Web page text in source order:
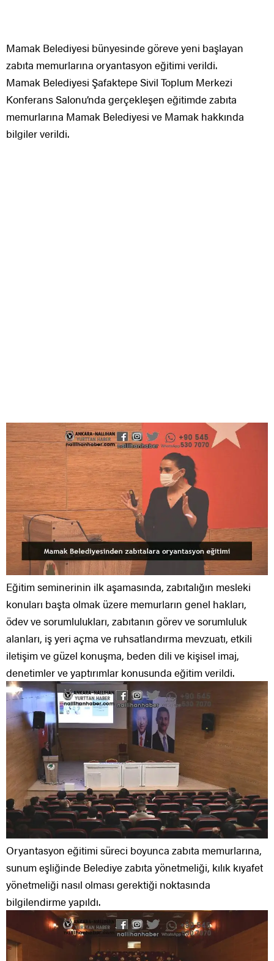
Mamak Belediyesi bünyesinde göreve yeni başlayan
zabıta memurlarına oryantasyon eğitimi verildi.
Mamak Belediyesi Şafaktepe Sivil Toplum Merkezi
Konferans Salonu’nda gerçekleşen eğitimde zabıta
memurlarına Mamak Belediyesi ve Mamak hakkında
bilgiler verildi.
Eğitim seminerinin ilk aşamasında, zabıtalığın mesleki
konuları başta olmak üzere memurların genel hakları,
ödev ve sorumlulukları, zabıtanın görev ve sorumluluk
alanları, iş yeri açma ve ruhsatlandırma mevzuatı, etkili
iletişim ve güzel konuşma, beden dili ve kişisel imaj,
denetimler ve yaptırımlar konusunda eğitim verildi.
Oryantasyon eğitimi süreci boyunca zabıta memurlarına,
sunum eşliğinde Belediye zabıta yönetmeliği, kılık kıyafet
yönetmeliği nasıl olması gerektiği noktasında
bilgilendirme yapıldı.